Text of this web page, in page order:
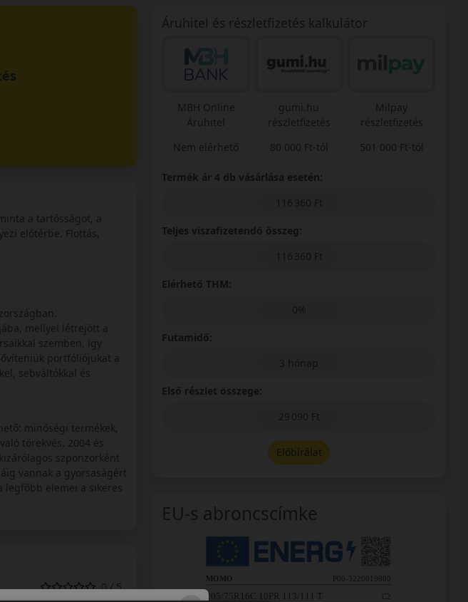
a tartósságot, a
előtérbe. Flottás,
mellyel létrejött a
szemben, így
portfóliójukat a
sebváltókkal és
minőségi termékek,
törekvés. 2004 és
szponzorként
vannak a gyorsaságért
legfőbb elemei a sikeres
0 / 5
Áruhitel és részletfizetés kalkulátor
MBH Online
Áruhitel
Nem elérhető
gumi.hu
részletfizetés
80 000 Ft-tól
Milpay
részletfizetés
501 000 Ft-tól
Termék ár 4 db vásárlása esetén:
116 360 Ft
Teljes viszafizetendő összeg:
116 360 Ft
Elérhető THM:
0%
Futamidő:
3 hónap
Első részlet összege:
29 090 Ft
Előbírálat
EU-s abroncscímke